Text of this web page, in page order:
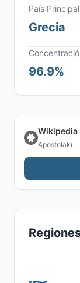
País Principal
Grecia
96.9%
Wikipedia
Apostolaki